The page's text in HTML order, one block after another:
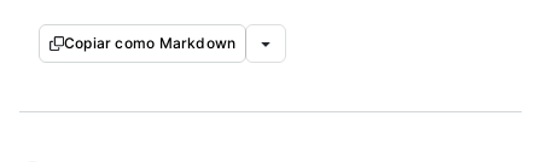
Copiar como Markdown